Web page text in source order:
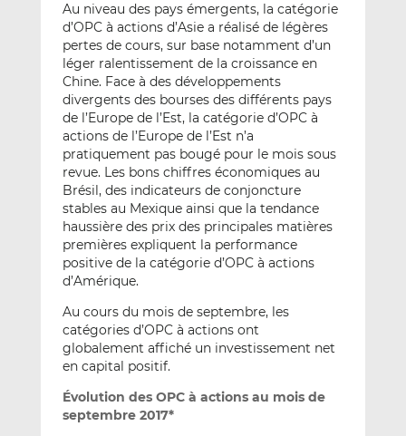
Au niveau des pays émergents, la catégorie
d’OPC à actions d’Asie a réalisé de légères
pertes de cours, sur base notamment d’un
léger ralentissement de la croissance en
Chine. Face à des développements
divergents des bourses des différents pays
de l’Europe de l’Est, la catégorie d’OPC à
actions de l’Europe de l’Est n’a
pratiquement pas bougé pour le mois sous
revue. Les bons chiffres économiques au
Brésil, des indicateurs de conjoncture
stables au Mexique ainsi que la tendance
haussière des prix des principales matières
premières expliquent la performance
positive de la catégorie d’OPC à actions
d’Amérique.
Au cours du mois de septembre, les
catégories d’OPC à actions ont
globalement affiché un investissement net
en capital positif.
Évolution des OPC à actions au mois de
septembre 2017*